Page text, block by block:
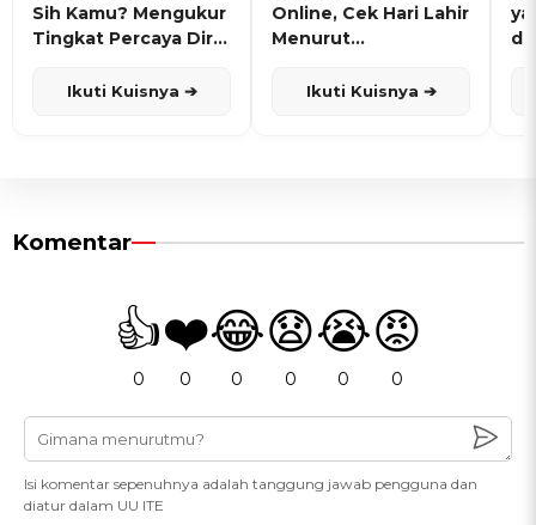
Sih Kamu? Mengukur
Tingkat Percaya Diri
Ikuti Kuisnya ➔
Online, Cek Hari Lahir
Menurut
Ikuti Kuisnya ➔
Komentar
👍
0
❤️
0
😂
0
😧
0
😭
0
😡
0
Isi komentar sepenuhnya adalah tanggung jawab pengguna dan
diatur dalam UU ITE